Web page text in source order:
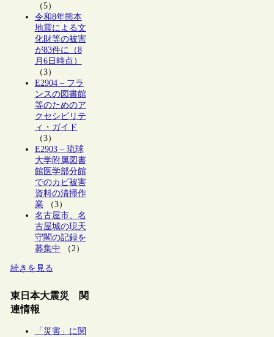
（5）
令和8年熊本
地震による文
化財等の被害
が83件に（8
月6日時点）
（3）
E2904 – フラ
ンスの図書館
等のためのア
クセシビリテ
ィ・ガイド
（3）
E2903 – 琉球
大学附属図書
館医学部分館
でのカビ被害
資料の清掃作
業（3）
名古屋市、名
古屋城の現天
守閣の記録を
募集中 （2）
続きを見る
東日本大震災 関
連情報
「災害」に関